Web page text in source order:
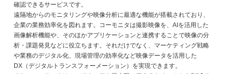
確認できるサービスです。
遠隔地からのモニタリングや映像分析に最適な機能が搭載されており、
企業の業務効率化を図れます。コーモニタは撮影映像を、AIを活用した
画像解析機能や、そのほかアプリケーションと連携することで映像の分
析・課題発見などに役立ちます。それだけでなく、マーケティング戦略
や業務のデジタル化、現場管理の効率化など映像データを活用した
DX（デジタルトランスフォーメーション）を実現できます。